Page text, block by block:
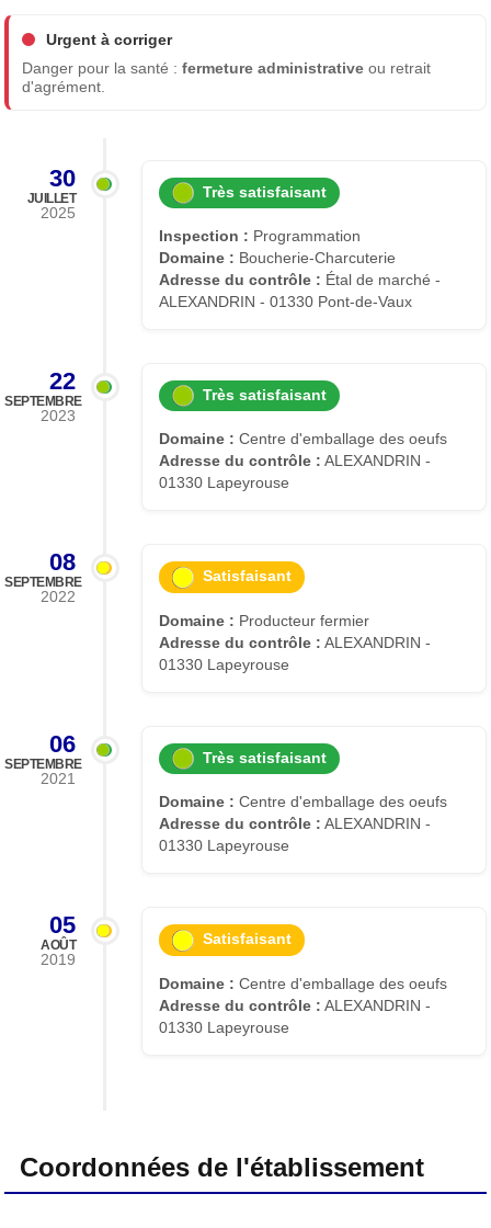
Urgent à corriger
Danger pour la santé :fermeture administrative ou retrait
d'agrément.
30
JUILLET
2025
Très satisfaisant
Inspection : Programmation
Domaine : Boucherie-Charcuterie
Adresse du contrôle : Étal de marché -
ALEXANDRIN - 01330 Pont-de-Vaux
22
SEPTEMBRE
2023
Très satisfaisant
Domaine : Centre d'emballage des oeufs
Adresse du contrôle : ALEXANDRIN -
01330 Lapeyrouse
08
SEPTEMBRE
2022
Satisfaisant
Domaine : Producteur fermier
Adresse du contrôle : ALEXANDRIN -
01330 Lapeyrouse
06
SEPTEMBRE
2021
Très satisfaisant
Domaine : Centre d'emballage des oeufs
Adresse du contrôle : ALEXANDRIN -
01330 Lapeyrouse
05
AOÛT
2019
Satisfaisant
Domaine : Centre d'emballage des oeufs
Adresse du contrôle : ALEXANDRIN -
01330 Lapeyrouse
Coordonnées de l'établissement